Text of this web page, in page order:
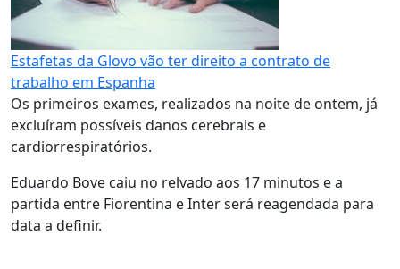
Estafetas da Glovo vão ter direito a contrato de
trabalho em Espanha
Os primeiros exames, realizados na noite de ontem, já
excluíram possíveis danos cerebrais e
cardiorrespiratórios.
Eduardo Bove caiu no relvado aos 17 minutos e a
partida entre Fiorentina e Inter será reagendada para
data a definir.